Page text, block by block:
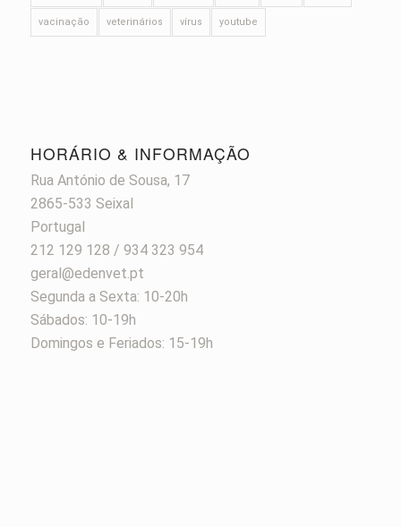
vacinação veterinários vírus youtube
HORÁRIO & INFORMAÇÃO
Rua António de Sousa, 17
2865-533 Seixal
Portugal
212 129 128 / 934 323 954
geral@edenvet.pt
Segunda a Sexta: 10-20h
Sábados: 10-19h
Domingos e Feriados: 15-19h